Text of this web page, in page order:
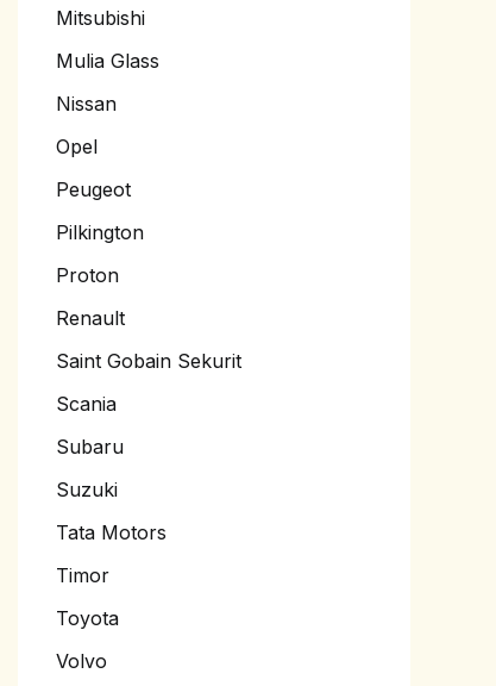
Mitsubishi
Mulia Glass
Nissan
Opel
Peugeot
Pilkington
Proton
Renault
Saint Gobain Sekurit
Scania
Subaru
Suzuki
Tata Motors
Timor
Toyota
Volvo